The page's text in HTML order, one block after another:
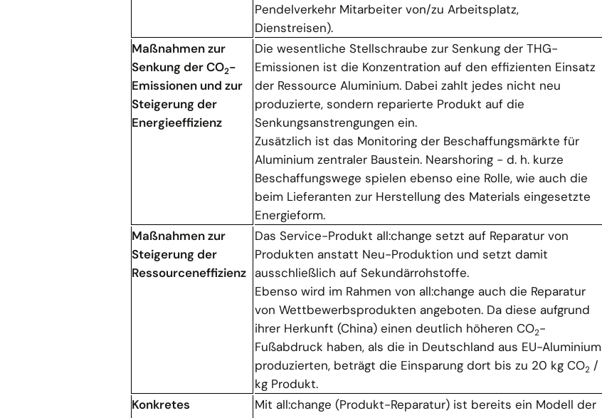
Pendelverkehr Mitarbeiter von/zu Arbeitsplatz,
Dienstreisen).
Maßnahmen zur
Senkung der CO2-
Emissionen und zur
Steigerung der
Energieeffizienz
Die wesentliche Stellschraube zur Senkung der THG-
Emissionen ist die Konzentration auf den effizienten Einsatz
der Ressource Aluminium. Dabei zahlt jedes nicht neu
produzierte, sondern reparierte Produkt auf die
Senkungsanstrengungen ein.
Zusätzlich ist das Monitoring der Beschaffungsmärkte für
Aluminium zentraler Baustein. Nearshoring - d. h. kurze
Beschaffungswege spielen ebenso eine Rolle, wie auch die
beim Lieferanten zur Herstellung des Materials eingesetzte
Energieform.
Maßnahmen zur
Steigerung der
Ressourceneffizienz
Das Service-Produkt all:change setzt auf Reparatur von
Produkten anstatt Neu-Produktion und setzt damit
ausschließlich auf Sekundärrohstoffe.
Ebenso wird im Rahmen von all:change auch die Reparatur
von Wettbewerbsprodukten angeboten. Da diese aufgrund
ihrer Herkunft (China) einen deutlich höheren CO2-
Fußabdruck haben, als die in Deutschland aus EU-Aluminium
produzierten, beträgt die Einsparung dort bis zu 20 kg CO2 /
kg Produkt.
Konkretes
Mit all:change (Produkt-Reparatur) ist bereits ein Modell der